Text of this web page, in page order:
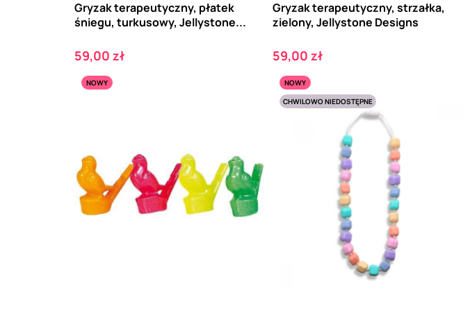
Gryzak terapeutyczny, płatek
śniegu, turkusowy, Jellystone...
Cena
59,00 zł
Gryzak terapeutyczny, strzałka,
zielony, Jellystone Designs
Cena
59,00 zł
NOWY
NOWY
CHWILOWO NIEDOSTĘPNE